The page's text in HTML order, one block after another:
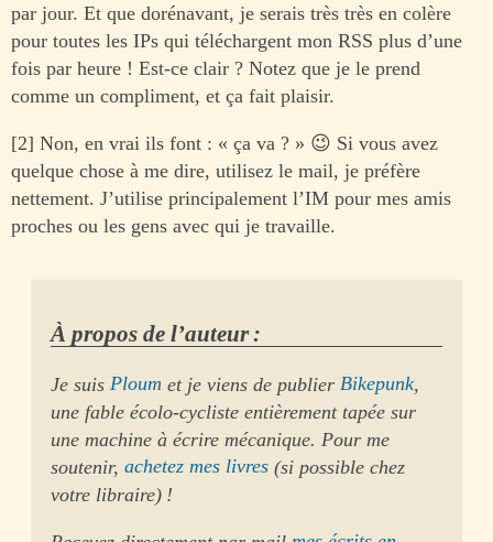
par jour. Et que dorénavant, je serais très très en colère
pour toutes les IPs qui téléchargent mon RSS plus d’une
fois par heure ! Est-ce clair ? Notez que je le prend
comme un compliment, et ça fait plaisir.
[2] Non, en vrai ils font : « ça va ? » 😉 Si vous avez
quelque chose à me dire, utilisez le mail, je préfère
nettement. J’utilise principalement l’IM pour mes amis
proches ou les gens avec qui je travaille.
À propos de l’auteur :
Je suisPloum et je viens de publierBikepunk,
une fable écolo-cycliste entièrement tapée sur
une machine à écrire mécanique. Pour me
soutenir,achetez mes livres (si possible chez
votre libraire) !